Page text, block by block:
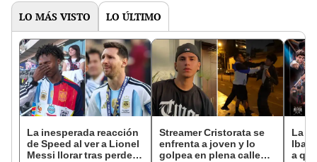
LO MÁS VISTO LO ÚLTIMO
La inesperada reacción
de Speed al ver a Lionel
Messi llorar tras perder
Streamer Cristorata se
enfrenta a joven y lo
golpea en plena calle
La
Ibai
a